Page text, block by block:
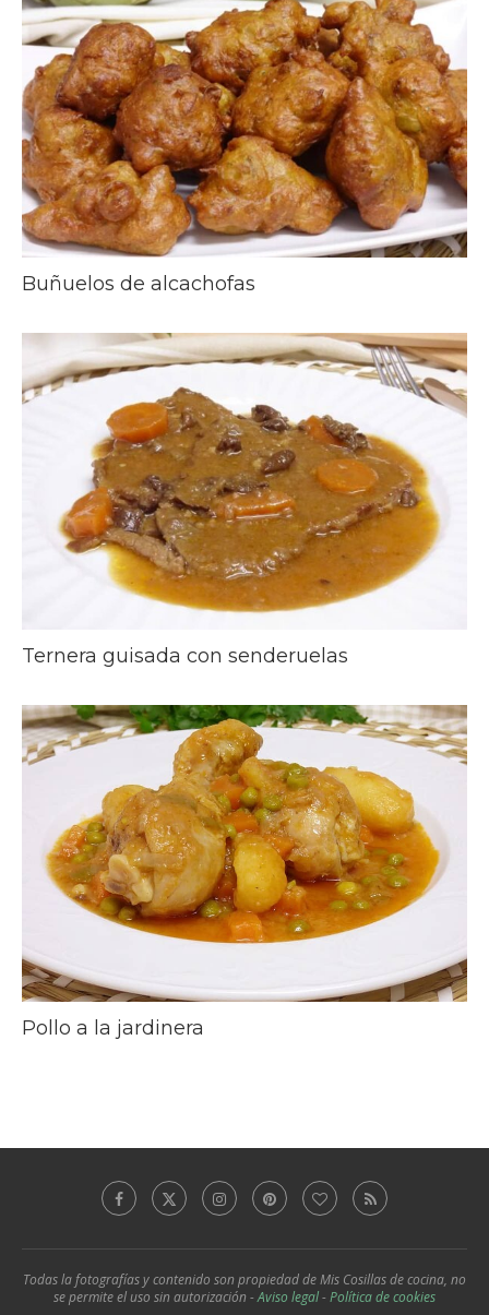
Buñuelos de alcachofas
Ternera guisada con senderuelas
Pollo a la jardinera
Todas la fotografías y contenido son propiedad de Mis Cosillas de cocina, no
se permite el uso sin autorización -Aviso legal- Política de cookies